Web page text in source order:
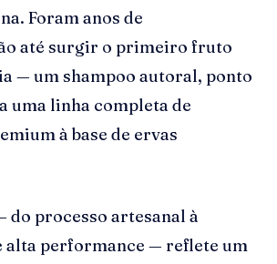
Foram anos de
até surgir o primeiro fruto
— um shampoo autoral, ponto
uma linha completa de
à base de ervas
do processo artesanal à
alta performance — reflete um